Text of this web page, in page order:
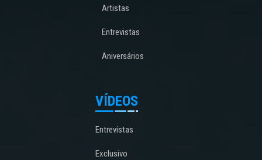
Artistas
Entrevistas
Aniversários
VÍDEOS
Entrevistas
Exclusivo